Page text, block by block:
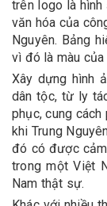
trên logo là hình
văn hóa của
Nguyên. Bảng
vì đó là màu
Xây dựng hình
dân tộc, từ ly
phục, cung
khi Trung
đó có được
trong một Việt
Nam thật sự.